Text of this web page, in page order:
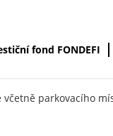
fond FONDEFI
parkovacího